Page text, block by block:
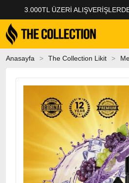
3.000TL ÜZERI
Anasayfa The Collection Likit